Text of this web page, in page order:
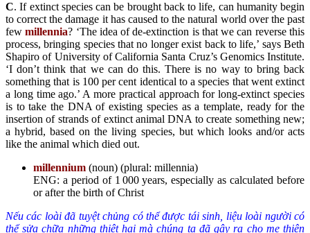
C. If extinct species can be brought back to life, can humanity begin
to correct the damage it has caused to the natural world over the past
fewmillennia? ‘The idea of de-extinction is that we can reverse this
process, bringing species that no longer exist back to life,’ says Beth
Shapiro of University of California Santa Cruz’s Genomics Institute.
‘I don’t think that we can do this. There is no way to bring back
something that is 100 per cent identical to a species that went extinct
a long time ago.’ A more practical approach for long-extinct species
is to take the DNA of existing species as a template, ready for the
insertion of strands of extinct animal DNA to create something new;
a hybrid, based on the living species, but which looks and/or acts
like the animal which died out.
millennium (noun) (plural: millennia)
ENG: a period of 1 000 years, especially as calculated before
or after the birth of Christ
Nếu các loài đã tuyệt chủng có thể được tái sinh, liệu loài người có
thể sửa chữa những thiệt hại mà chúng ta đã gây ra cho mẹ thiên